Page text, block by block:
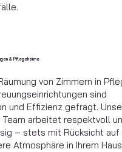
& Pflegeheime
von Zimmern in
sind
und Effizienz gefragt.
arbeitet respektvoll
– stets mit Rücksicht auf
Atmosphäre in Ihrem